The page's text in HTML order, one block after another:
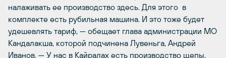
налаживать ее производство здесь. Для этого в
комплекте есть рубильная машина. И это тоже будет
удешевлять тариф, — обещает глава администрации МО
Кандалакша, которой подчинена Лувеньга, Андрей
Иванов. — У нас в Кайралах есть производство щепы,